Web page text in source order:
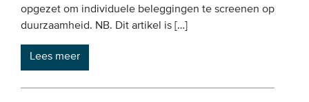
opgezet om individuele beleggingen te screenen op
duurzaamheid. NB. Dit artikel is […]
Lees meer